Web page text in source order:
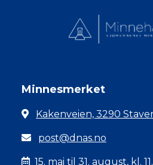
Minnesmerket
Kakenveien, 3290
post@dnas.no
15. mai til 31. august, kl.